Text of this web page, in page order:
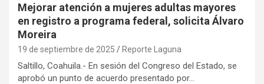
Mejorar atención a mujeres adultas mayores
en registro a programa federal, solicita Álvaro
Moreira
19 de septiembre de 2025 Reporte Laguna
Saltillo, Coahuila.- En sesión del Congreso del Estado, se
aprobó un punto de acuerdo presentado por…